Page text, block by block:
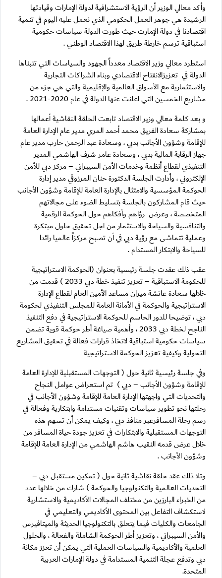
وأكد معالي الوزير أن الرؤية الاستشرافية لدولة الإمارات وقيادتها
الرشيدة هي جوهر العمل الحكومي الذي نعمل عليه اليوم في تنمية
اقتصادنا في دولة الإمارت حيث طورت الدولة سياسات حكومية
استباقية ترسم خارطة طريق لهذا الاقتصاد الوطني .
استطرد معالي وزير الاقتصاد معدداً الجهود والسياسات التي تتبناها
الدولة في تعزيزالانفتاح الاقتصادي وبناء الشراكات التجارية
والاستثمارية مع الأسواق العالمية والإقليمية والتي هي جزء من
مشاريع الخمسين التي اعلنت عنها الدولة في عام 2020-2021 .
و بعد كلمة معالي وزير الاقتصاد تابعت الحلقة النقاشية أعمالها
بمشاركة سعادة الفريق محمد أحمد المري مدير عام الإدارة العامة
للإقامة وشؤون الأجانب بدبي ، وسعادة عبد الرحمن حارب مدير عام
جهاز الرقابة المالية بدبي ، وسعادة عامر شرف الهاشمي المدير
التنفيذي لقطاع أنظمة وخدمات الأمن السيبراني – مركز دبي للأمن
الإلكتروني ، وأدارت الجلسة الدكتورة حنان المرزوقي مدير إدارة
الحوكمة المؤسسية والامتثال بالإدارة العامة للإقامة وشؤون الأجانب
حيث قام المشاركون بالجلسة بتسليط الضوء على مجالاتهم
المتخصصة ، وعرض رؤاهم وأفكاهم حول الحوكمة الرقمية
والتنافسية والسياحة والاستثمار من اجل تحقيق حلول مبتكرة
وعملية تتماشى مع رؤية دبي في أن تصبح مركزاً عالميا رائدا
للسياحة والابتكار المستدام .
عقب ذلك عقدت جلسة رئيسية بعنوان (الحوكمة الاستراتيجية
للحكومة الاستباقية – تعزيز تنفيذ خطة دبي 2033 ) قدمت من
خلالها سعادة عائشة ميران مساعد الأمين العام لقطاع الإدارة
الاستراتيجية والحوكمة في الأمانة العامة للمجلس التنفيذي لحكومة
دبي ، توضيحا للدور الحاسم للحوكمة الاستراتيجية في دفع التنفيذ
الناجح لخطة دبي 2033 ، وأهمية صياغة أطر حوكمة قوية تضمن
سياسات حكومية استباقية لاتخاذ قرارات فعالة في تحقيق المشاريع
التحولية وكيفية تعزيز الحوكمة الاستراتيجية
وفي جلسة رئيسية ثانية حول ( التوجهات المستقبلية للإدارة العامة
للإقامة وشؤون الأجانب – دبي ) تم استعراض عوامل النجاح
والتحديات التي واجهتها الإدارة العامة للإقامة وشؤون الأجانب في
رحلتها نحو تطوير سياسات وتقنيات مستدامة وابتكارية وفعالة في
رسم رحلة المسافرعبر منافذ دبي ، وكيف يمكن أن تسهم هذه
التوجهات المستقبلية والابتكارات في تعزيز جودة حياة المسافر من
خلال عرض قدمه النقيب هاشم الهاشمي من الإدارة العامة للإقامة
وشؤون الأجانب .
وتلا ذلك عقد حلقة نقاشية ثانية حول ( تمكين مستقبل دبي –
التحديات العالمية والتكنولوجيا والحوكمة ) شارك من خلالها عدد
من الخبراء البارزين من مختلف المجالات الأكاديمية والاستشارية
لاستكشاف التفاعل بين المحتوى الأكاديمي والتعليمي في
الجامعات والكليات فيما يتعلق بالتكنولوجيا الحديثة والميتافيرس
والأمن السيبراني ، وتعزيز أطر الحوكمة الشاملة والفعالة ، والحلول
العلمية والأكاديمية والسياسات العملية التي يمكن أن تعزز مكانة
دبي وتدفع عجلة التنمية المستدامة في دولة الإمارات العربية
المتحدة.